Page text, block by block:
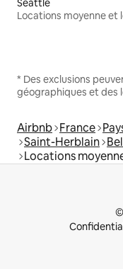
Seattle
* Des exclusions
géographiques et des
Airbnb France
Saint-Herblain
Locations
©